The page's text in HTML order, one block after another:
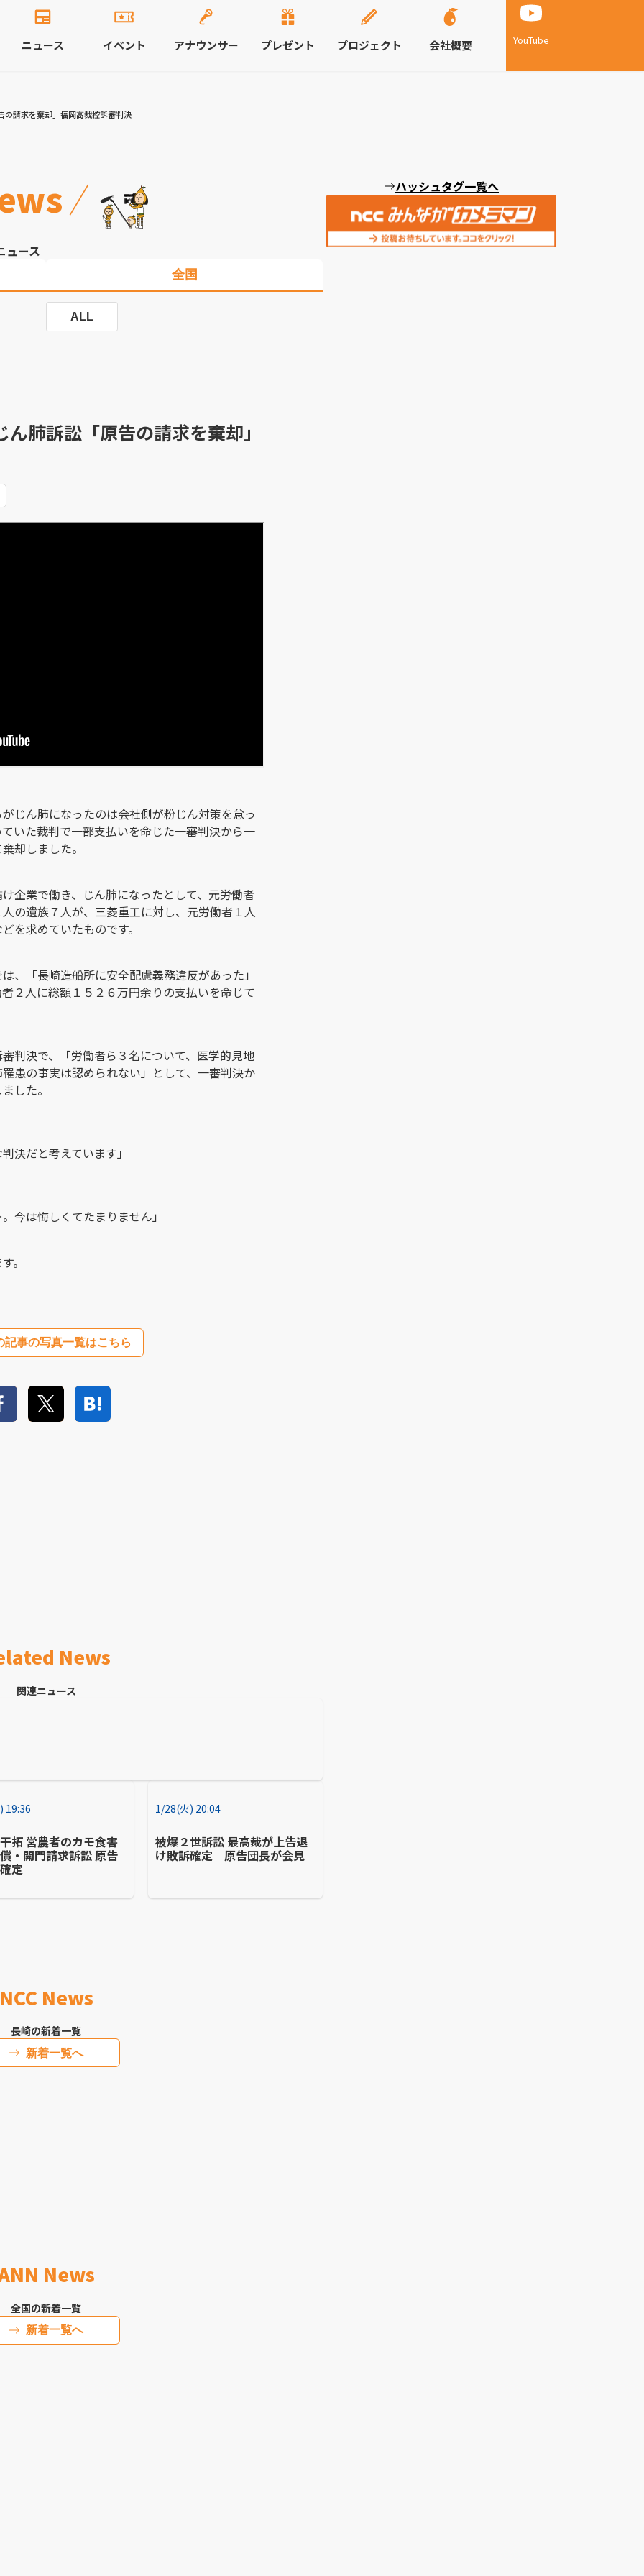
YouTube
ニュース イベント アナウンサー プレゼント プロジェクト 会社概要
の請求を棄却」福岡高裁控訴審判決
ュース
全国
ALL
肺訴訟「原告の請求を棄却」
じん肺になったのは会社側が粉じん対策を怠っ
いた裁判で一部支払いを命じた一審判決から一
却しました。
企業で働き、じん肺になったとして、元労働者
の遺族７人が、三菱重工に対し、元労働者１人
を求めていたものです。
、「長崎造船所に安全配慮義務違反があった」
２人に総額１５２６万円余りの支払いを命じて
判決で、「労働者ら３名について、医学的見地
患の事実は認められない」として、一審判決か
した。
決だと考えています」
今は悔しくてたまりません」
。
記事の写真一覧はこちら
News
関連ニュース
19:36
拓 営農者のカモ食害
・開門請求訴訟 原告
定
1/28(火) 20:04
被爆２世訴訟 最高裁が上告退
け敗訴確定 原告団長が会見
News
長崎の新着一覧
新着一覧へ
News
全国の新着一覧
新着一覧へ
ハッシュタグ一覧へ